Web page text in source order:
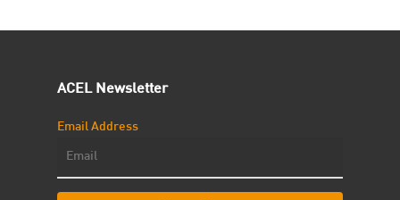
ACEL Newsletter
Email Address